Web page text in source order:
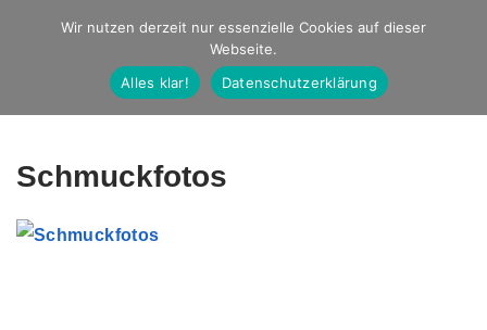
Studio Ernst
Fotografie
Schmuckfotos
Wir nutzen derzeit nur essenzielle Cookies auf dieser
Webseite.
Alles klar!
Datenschutzerklärung